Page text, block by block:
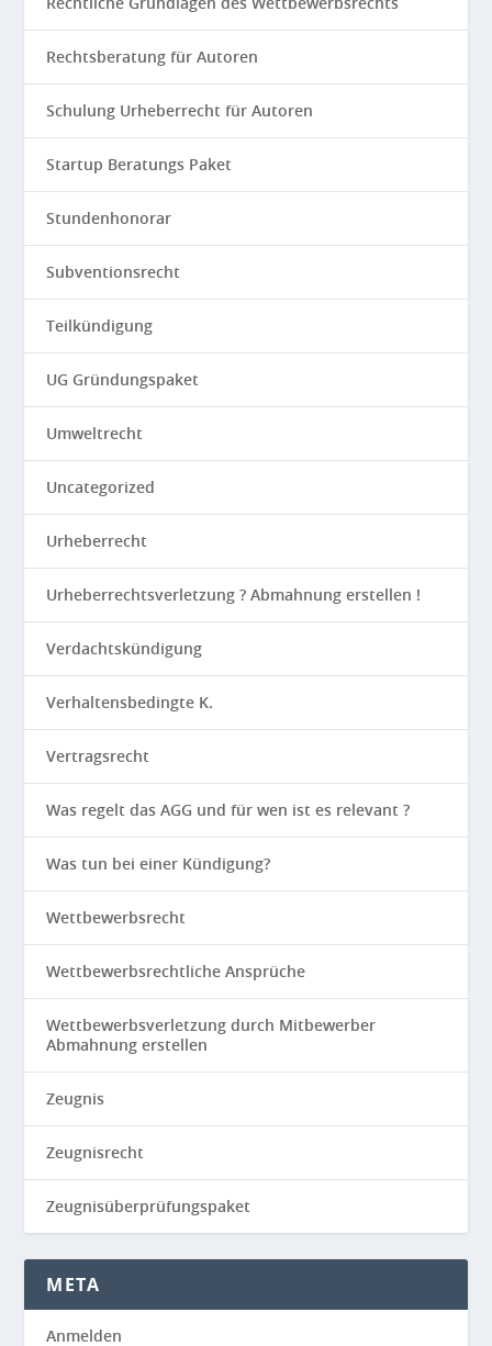
Rechtsberatung für Autoren
Schulung Urheberrecht für Autoren
Startup Beratungs Paket
Stundenhonorar
Subventionsrecht
Teilkündigung
UG Gründungspaket
Umweltrecht
Uncategorized
Urheberrecht
Urheberrechtsverletzung ? Abmahnung erstellen !
Verdachtskündigung
Verhaltensbedingte K.
Vertragsrecht
Was regelt das AGG und für wen ist es relevant ?
Was tun bei einer Kündigung?
Wettbewerbsrecht
Wettbewerbsrechtliche Ansprüche
Wettbewerbsverletzung durch Mitbewerber
Abmahnung erstellen
Zeugnis
Zeugnisrecht
Zeugnisüberprüfungspaket
META
Anmelden